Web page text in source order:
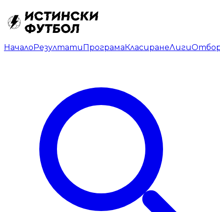
НачалоРезултатиПрограмаКласиранеЛиги